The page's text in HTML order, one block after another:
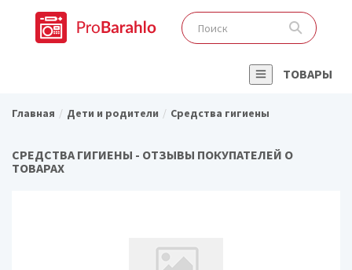
ТОВАРЫ
Главная Дети и родители Средства гигиены
СРЕДСТВА ГИГИЕНЫ - ОТЗЫВЫ ПОКУПАТЕЛЕЙ О
ТОВАРАХ